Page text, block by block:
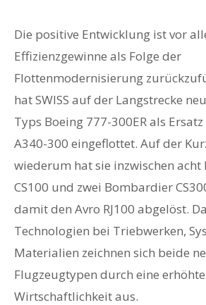
Die positive Entwicklung ist vor
Effizienzgewinne als Folge der
Flottenmodernisierung
hat SWISS auf der Langstrecke
Typs Boeing 777-300ER als
A340-300 eingeflottet. Auf der
wiederum hat sie inzwischen
CS100 und zwei Bombardier
damit den Avro RJ100 abgelöst.
Technologien bei Triebwerken,
Materialien zeichnen sich beide
Flugzeugtypen durch eine erhöhte
Wirtschaftlichkeit aus.